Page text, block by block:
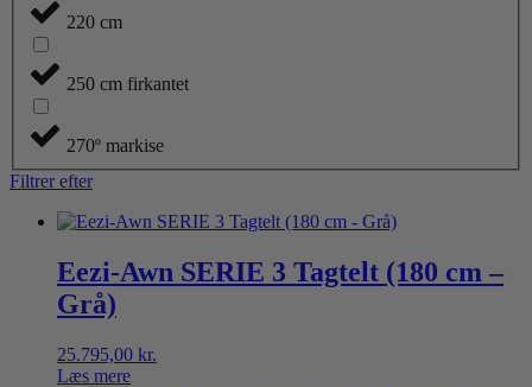
220 cm
250 cm firkantet
270º markise
Filtrer efter
Eezi-Awn SERIE 3 Tagtelt (180 cm –
Grå)
25.795,00 kr.
Læs mere